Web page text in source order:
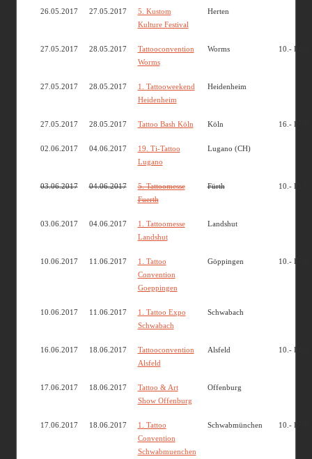
26.05.2017 27.05.2017
5. Kustom
Kulture Festival
Herten
27.05.2017 28.05.2017
Tattooconvention
Worms
Worms 10.- EUR
27.05.2017 28.05.2017
1. Tattooweekend
Heidenheim
Heidenheim
27.05.2017 28.05.2017 Tattoo Bash Köln Köln 16.- EUR
02.06.2017 04.06.2017
19. Ti-Tattoo
Lugano
Lugano (CH)
03.06.2017 04.06.2017
5. Tattoomesse
Fuerth
Fürth 10.- EUR
03.06.2017 04.06.2017
1. Tattoomesse
Landshut
Landshut
10.06.2017 11.06.2017
1. Tattoo
Convention
Goeppingen
Göppingen 10.- EUR
10.06.2017 11.06.2017
1. Tattoo Expo
Schwabach
Schwabach
16.06.2017 18.06.2017
Tattooconvention
Alsfeld
Alsfeld 10.- EUR
17.06.2017 18.06.2017
Tattoo & Art
Show Offenburg
Offenburg
17.06.2017 18.06.2017
1. Tattoo
Convention
Schwabmuenchen
Schwabmünchen 10.- EUR